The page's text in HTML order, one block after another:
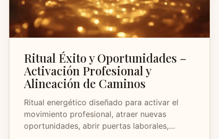
Ritual Éxito y Oportunidades –
Activación Profesional y
Alineación de Caminos
Ritual energético diseñado para activar el
movimiento profesional, atraer nuevas
oportunidades, abrir puertas laborales,…